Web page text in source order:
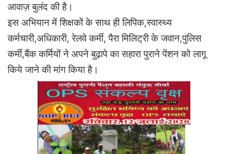
आवाज़ बुलंद की है।
इस अभियान में शिक्षकों के साथ ही लिपिक,स्वास्थ्य
कर्मचारी,अधिकारी, रेलवे कर्मी, पैरा मिलिट्री के जवान,पुलिस
कर्मी,बैंक कर्मियों ने अपने बुढ़ापे का सहारा पुराने पेंशन को लागू
किये जाने की मांग किया है।